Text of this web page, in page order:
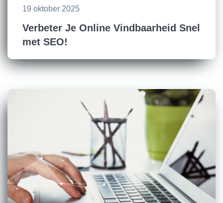
19 oktober 2025
Verbeter Je Online Vindbaarheid Snel
met SEO!